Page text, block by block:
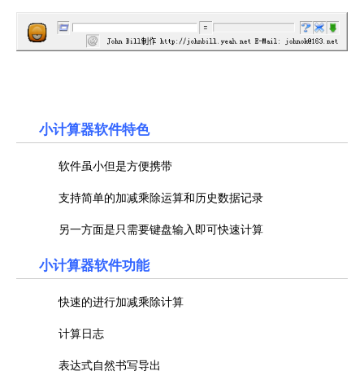
小计算器软件特色
软件虽小但是方便携带
支持简单的加减乘除运算和历史数据记录
另一方面是只需要键盘输入即可快速计算
小计算器软件功能
快速的进行加减乘除计算
计算日志
表达式自然书写导出